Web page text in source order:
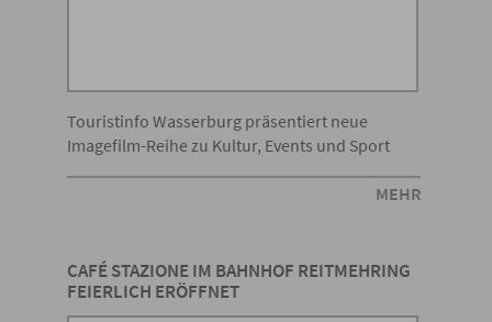
Touristinfo Wasserburg präsentiert neue
Imagefilm-Reihe zu Kultur, Events und Sport
MEHR
CAFÉ STAZIONE IM BAHNHOF REITMEHRING
FEIERLICH ERÖFFNET